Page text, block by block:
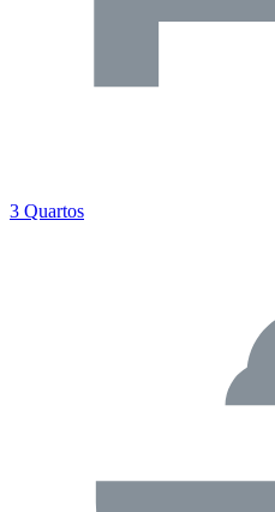
3 Quartos